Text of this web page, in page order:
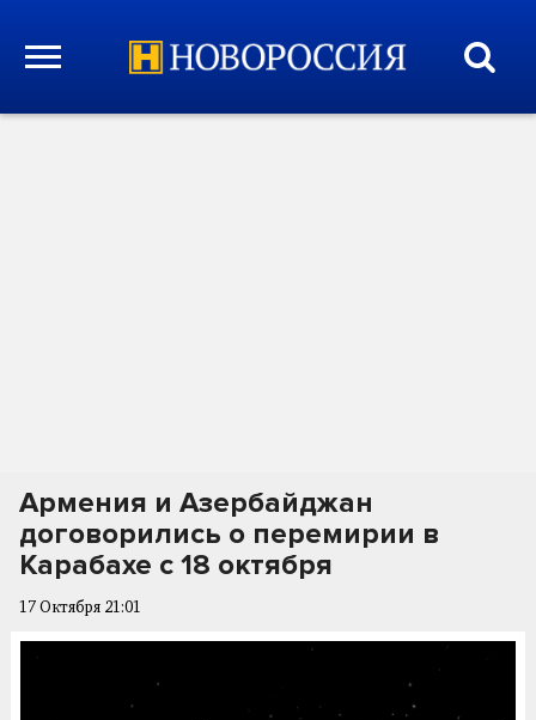
Армения и Азербайджан
договорились о перемирии в
Карабахе с 18 октября
17 Октября 21:01